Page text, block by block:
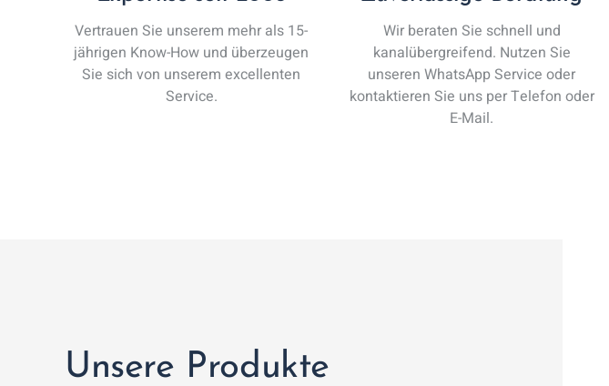
Vertrauen Sie unserem mehr als 15-
jährigen Know-How und überzeugen
Sie sich von unserem excellenten
Service.
Wir beraten Sie schnell und
kanalübergreifend. Nutzen Sie
unseren WhatsApp Service oder
kontaktieren Sie uns per Telefon oder
E-Mail.
Unsere Produkte